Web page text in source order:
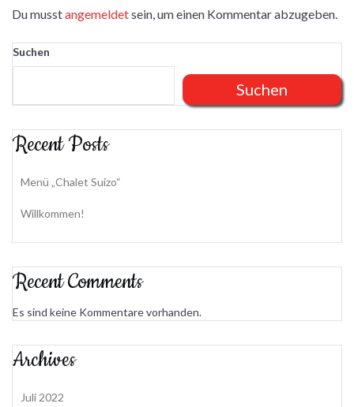
Du musstangemeldetsein, um einen Kommentar abzugeben.
Suchen
Suchen
Recent Posts
Menü „Chalet Suizo“
Willkommen!
Recent Comments
Es sind keine Kommentare vorhanden.
Archives
Juli 2022